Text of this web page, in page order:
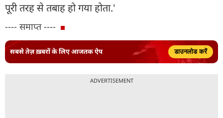
पूरी तरह से तबाह हो गया होता.'
---- समाप्त ----
सबसे तेज़ ख़बरों के लिए आजतक ऐप डाउनलोड करें
ADVERTISEMENT